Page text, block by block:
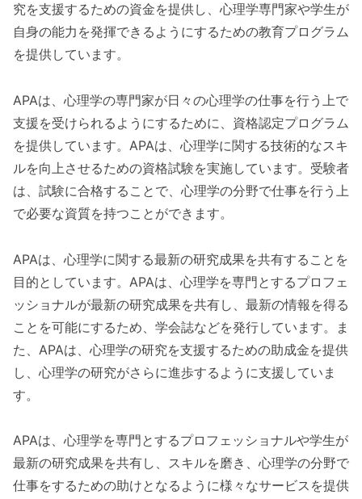
究を支援するための資金を提供し、心理学専門家や学生が
自身の能力を発揮できるようにするための教育プログラム
を提供しています。
APAは、心理学の専門家が日々の心理学の仕事を行う上で
支援を受けられるようにするために、資格認定プログラム
を提供しています。APAは、心理学に関する技術的なスキ
ルを向上させるための資格試験を実施しています。受験者
は、試験に合格することで、心理学の分野で仕事を行う上
で必要な資質を持つことができます。
APAは、心理学に関する最新の研究成果を共有することを
目的としています。APAは、心理学を専門とするプロフェ
ッショナルが最新の研究成果を共有し、最新の情報を得る
ことを可能にするため、学会誌などを発行しています。ま
た、APAは、心理学の研究を支援するための助成金を提供
し、心理学の研究がさらに進歩するように支援していま
す。
APAは、心理学を専門とするプロフェッショナルや学生が
最新の研究成果を共有し、スキルを磨き、心理学の分野で
仕事をするための助けとなるように様々なサービスを提供